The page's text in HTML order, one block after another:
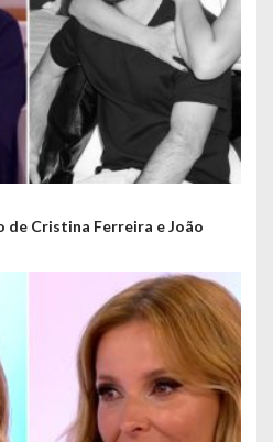
de Cristina Ferreira e João